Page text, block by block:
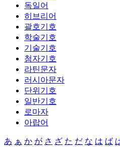
독일어
히브리어
괄호기호
학술기호
기술기호
첨자기호
라틴문자
러시아문자
단위기호
일반기호
로마자
아랍어
あ ぁ か が さ ざ た だ な は ば